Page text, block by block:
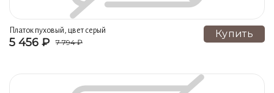
Платок пуховый, цвет серый
5 456 ₽ 7 794 ₽
Купить